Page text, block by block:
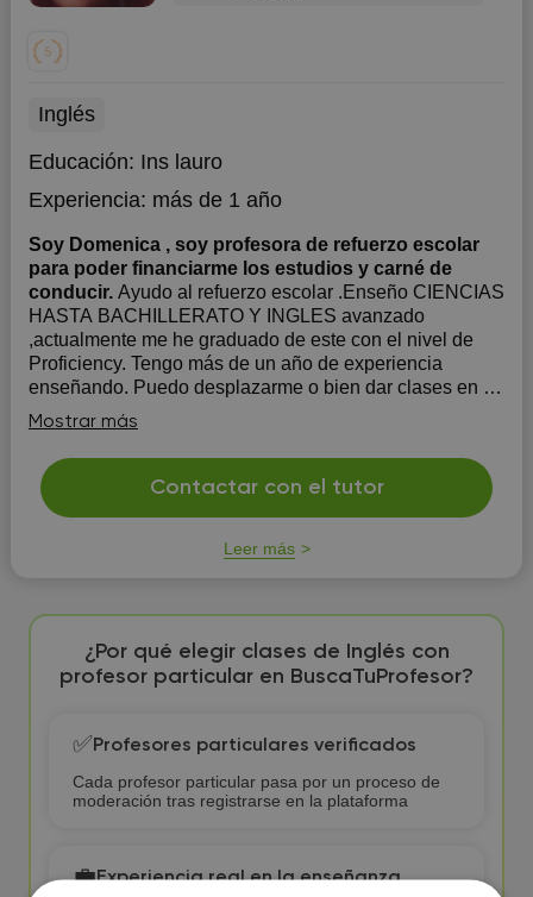
Inglés
Educación: Ins lauro
Experiencia: más de 1 año
Soy Domenica , soy profesora de refuerzo escolar
para poder financiarme los estudios y carné de
conducir. Ayudo al refuerzo escolar .Enseño CIENCIAS
HASTA BACHILLERATO Y INGLES avanzado
,actualmente me he graduado de este con el nivel de
Proficiency. Tengo más de un año de experiencia
enseñando. Puedo desplazarme o bien dar clases en mi
domicilio o a través de videollamada. El precio es
negociable.
Mostrar más
Contactar con el tutor
Leer más
¿Por qué elegir clases de Inglés con
profesor particular en BuscaTuProfesor?
✅Profesores particulares verificados
Cada profesor particular pasa por un proceso de
moderación tras registrarse en la plataforma
💼Experiencia real en la enseñanza